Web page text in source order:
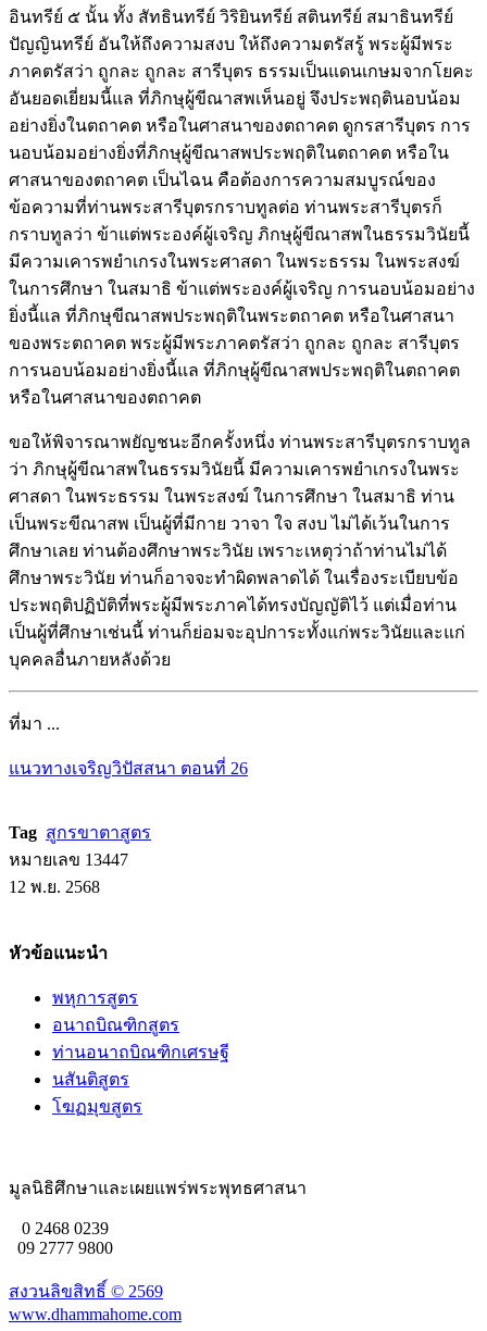
อินทรีย์ ๕ นั้น ทั้ง สัทธินทรีย์ วิริยินทรีย์ สตินทรีย์ สมาธินทรีย์
ปัญญินทรีย์ อันให้ถึงความสงบ ให้ถึงความตรัสรู้ พระผู้มีพระ
ภาคตรัสว่า ถูกละ ถูกละ สารีบุตร ธรรมเป็นแดนเกษมจากโยคะ
อันยอดเยี่ยมนี้แล ที่ภิกษุผู้ขีณาสพเห็นอยู่ จึงประพฤตินอบน้อม
อย่างยิ่งในตถาคต หรือในศาสนาของตถาคต ดูกรสารีบุตร การ
นอบน้อมอย่างยิ่งที่ภิกษุผู้ขีณาสพประพฤติในตถาคต หรือใน
ศาสนาของตถาคต เป็นไฉน คือต้องการความสมบูรณ์ของ
ข้อความที่ท่านพระสารีบุตรกราบทูลต่อ ท่านพระสารีบุตรก็
กราบทูลว่า ข้าแต่พระองค์ผู้เจริญ ภิกษุผู้ขีณาสพในธรรมวินัยนี้
มีความเคารพยำเกรงในพระศาสดา ในพระธรรม ในพระสงฆ์
ในการศึกษา ในสมาธิ ข้าแต่พระองค์ผู้เจริญ การนอบน้อมอย่าง
ยิ่งนี้แล ที่ภิกษุขีณาสพประพฤติในพระตถาคต หรือในศาสนา
ของพระตถาคต พระผู้มีพระภาคตรัสว่า ถูกละ ถูกละ สารีบุตร
การนอบน้อมอย่างยิ่งนี้แล ที่ภิกษุผู้ขีณาสพประพฤติในตถาคต
หรือในศาสนาของตถาคต
ขอให้พิจารณาพยัญชนะอีกครั้งหนึ่ง ท่านพระสารีบุตรกราบทูล
ว่า ภิกษุผู้ขีณาสพในธรรมวินัยนี้ มีความเคารพยำเกรงในพระ
ศาสดา ในพระธรรม ในพระสงฆ์ ในการศึกษา ในสมาธิ ท่าน
เป็นพระขีณาสพ เป็นผู้ที่มีกาย วาจา ใจ สงบ ไม่ได้เว้นในการ
ศึกษาเลย ท่านต้องศึกษาพระวินัย เพราะเหตุว่าถ้าท่านไม่ได้
ศึกษาพระวินัย ท่านก็อาจจะทำผิดพลาดได้ ในเรื่องระเบียบข้อ
ประพฤติปฏิบัติที่พระผู้มีพระภาคได้ทรงบัญญัติไว้ แต่เมื่อท่าน
เป็นผู้ที่ศึกษาเช่นนี้ ท่านก็ย่อมจะอุปการะทั้งแก่พระวินัยและแก่
บุคคลอื่นภายหลังด้วย
ที่มา ...
แนวทางเจริญวิปัสสนา ตอนที่ 26
Tag สูกรขาตาสูตร
หมายเลข 13447
12 พ.ย. 2568
หัวข้อแนะนำ
พหุการสูตร
อนาถบิณฑิกสูตร
ท่านอนาถบิณฑิกเศรษฐี
นสันติสูตร
โฆฏมุขสูตร
มูลนิธิศึกษาและเผยแพร่พระพุทธศาสนา
0 2468 0239
09 2777 9800
สงวนลิขสิทธิ์ © 2569
www.dhammahome.com